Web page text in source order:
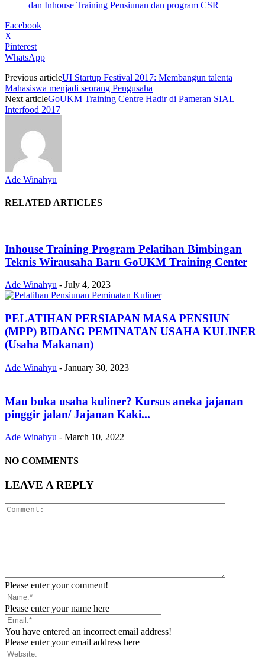
dan Inhouse Training Pensiunan dan program CSR
Facebook
X
Pinterest
WhatsApp
Previous articleUI Startup Festival 2017: Membangun talenta
Mahasiswa menjadi seorang Pengusaha
Next articleGoUKM Training Centre Hadir di Pameran SIAL
Interfood 2017
Ade Winahyu
RELATED ARTICLES
Inhouse Training Program Pelatihan Bimbingan
Teknis Wirausaha Baru GoUKM Training Center
Ade Winahyu - July 4, 2023
PELATIHAN PERSIAPAN MASA PENSIUN
(MPP) BIDANG PEMINATAN USAHA KULINER
(Usaha Makanan)
Ade Winahyu - January 30, 2023
Mau buka usaha kuliner? Kursus aneka jajanan
pinggir jalan/ Jajanan Kaki...
Ade Winahyu - March 10, 2022
NO COMMENTS
LEAVE A REPLY
Please enter your comment!
Please enter your name here
You have entered an incorrect email address!
Please enter your email address here